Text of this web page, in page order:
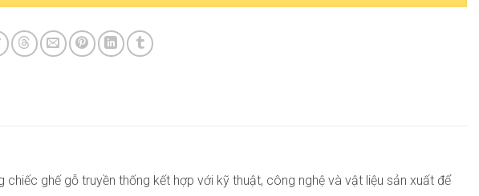
ghế gỗ truyền thống kết hợp với kỹ thuật, công nghệ và vật liệu sản xuất để